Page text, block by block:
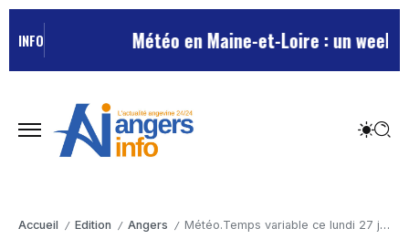
INFO Météo en Maine-et-Loire : un
Accueil / Edition / Angers / Météo.Temps variable ce lundi 27 juillet 2015.